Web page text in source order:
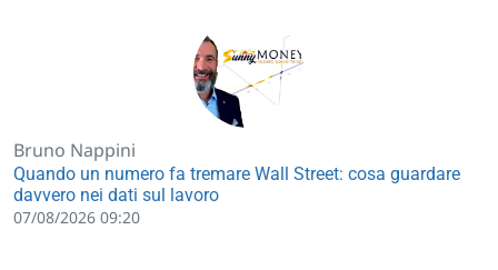
Bruno Nappini
Quando un numero fa tremare Wall Street: cosa guardare
davvero nei dati sul lavoro
07/08/2026 09:20